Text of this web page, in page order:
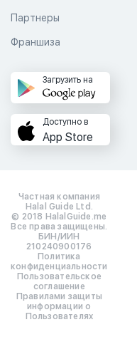
Партнеры
Франшиза
Загрузить на
Доступно в
App Store
Частная компания
Halal Guide Ltd.
© 2018 HalalGuide.me
Все права защищены.
БИН/ИИН
210240900176
Политика
конфиденциальности
Пользовательское
соглашение
Правилами защиты
информации о
Пользователях